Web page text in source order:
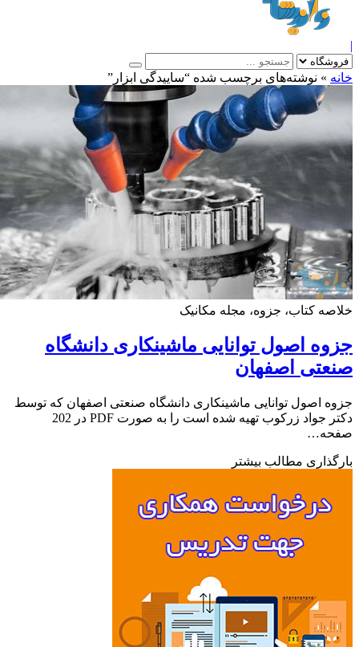
»نوشته‌های برچسب شده “ساییدگی ابزار”
کتاب، جزوه، مجله مکانیک
اصول توانایی ماشینکاری دانشگاه
اصفهان
اصول توانایی ماشینکاری دانشگاه صنعتی اصفهان که توسط
دکتر جواد زرکوب تهیه شده است را به صورت PDF در 202
مطالب بیشتر